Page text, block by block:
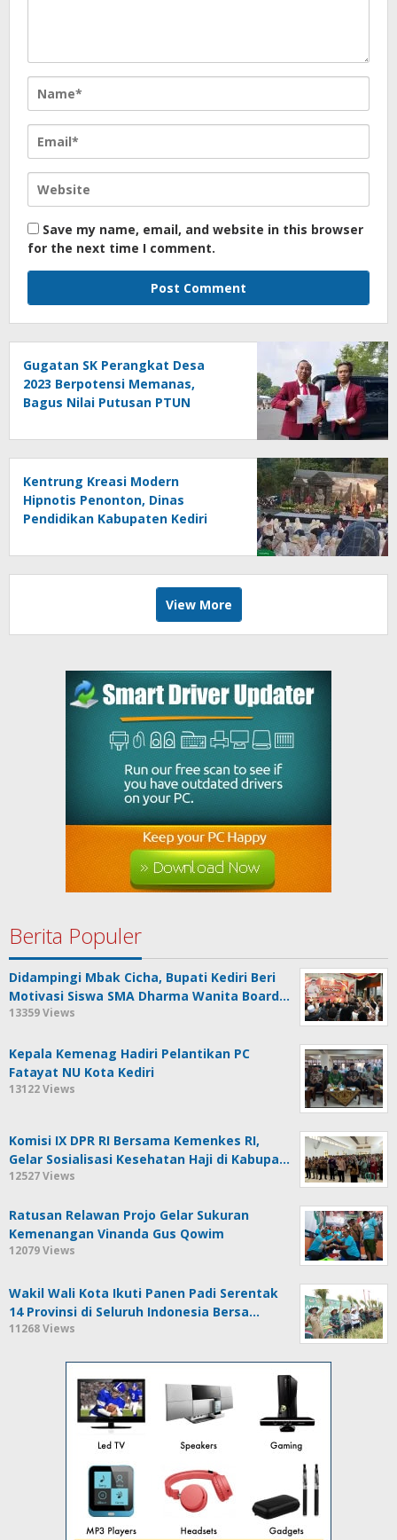
Save my name, email, and website in this browser
for the next time I comment.
Gugatan SK Perangkat Desa
2023 Berpotensi Memanas,
Bagus Nilai Putusan PTUN
Kentrung Kreasi Modern
Hipnotis Penonton, Dinas
Pendidikan Kabupaten Kediri
View More
Berita Populer
Didampingi Mbak Cicha, Bupati Kediri Beri
Motivasi Siswa SMA Dharma Wanita Board…
13359 Views
Kepala Kemenag Hadiri Pelantikan PC
Fatayat NU Kota Kediri
13122 Views
Komisi IX DPR RI Bersama Kemenkes RI,
Gelar Sosialisasi Kesehatan Haji di Kabupa…
12527 Views
Ratusan Relawan Projo Gelar Sukuran
Kemenangan Vinanda Gus Qowim
12079 Views
Wakil Wali Kota Ikuti Panen Padi Serentak
14 Provinsi di Seluruh Indonesia Bersa…
11268 Views